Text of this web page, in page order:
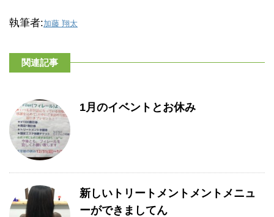
執筆者:加藤 翔太
関連記事
1月のイベントとお休み
新しいトリートメントメントメニュ
ーができましてん